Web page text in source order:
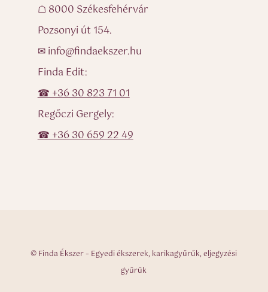
☖ 8000 Székesfehérvár
Pozsonyi út 154.
✉ info@findaekszer.hu
Finda Edit:
☎ +36 30 823 71 01
Regőczi Gergely:
☎ +36 30 659 22 49
© Finda Ékszer – Egyedi ékszerek, karikagyűrűk, eljegyzési
gyűrűk